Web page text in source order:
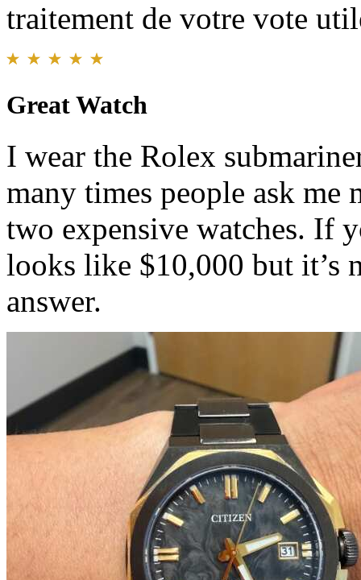
traitement de votre vote
Great Watch
I wear the Rolex
many times people ask me
two expensive watches. If
looks like $10,000 but it’s
answer.